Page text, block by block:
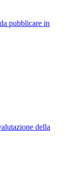
pubblicare in
della